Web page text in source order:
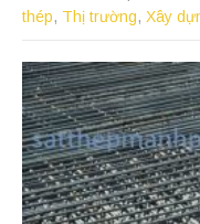
thép, Thị trường, Xây